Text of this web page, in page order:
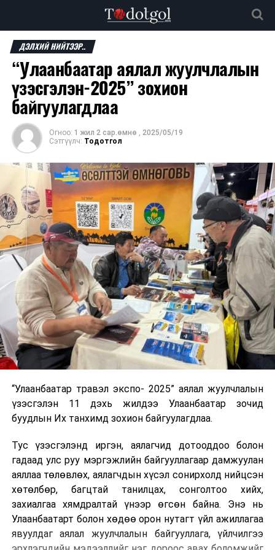
ДЭЛХИЙ НИЙТЭЭР..
“Улаанбаатар аялал жуулчлалын
үзэсгэлэн-2025” зохион
байгуулагдлаа
Огноо: 1 жил 2 сар.өмнө , 2025/05/19
Сэтгүүлч: Тодотгол
“Улаанбаатар травэл экспо- 2025” аялал жуулчлалын
үзэсгэлэн 11 дэхь жилдээ Улаанбаатар зочид
буудлын Их танхимд зохион байгуулагдлаа.
Тус үзэсгэлэнд иргэн, аялагчид дотооддоо болон
гадаад улс руу мэргэжлийн байгууллагаар дамжуулан
аяллаа төлөвлөх, аялагчдын хүсэл сонирхолд нийцсэн
хөтөлбөр, багцтай танилцах, сонголтоо хийх,
захиалгаа хямдралтай үнээр өгсөн байна. Энэ нь
Улаанбаатарт болон хөдөө орон нутагт үйл ажиллагаа
явуулдаг аялал жуулчлалын байгууллага, үйлчилгээ